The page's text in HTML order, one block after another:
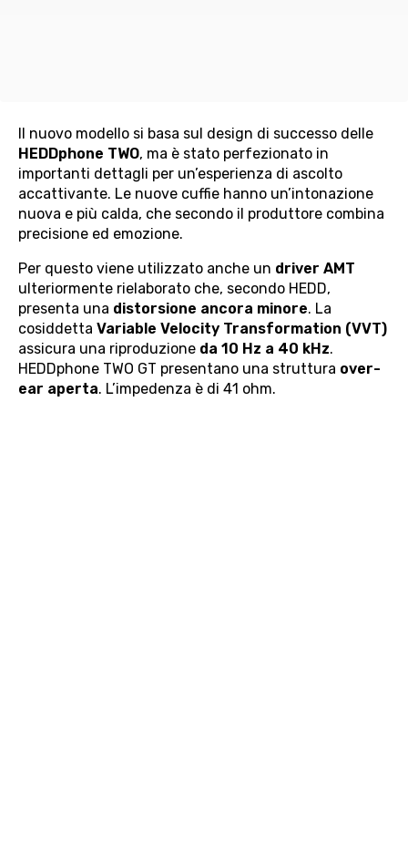
Il nuovo modello si basa sul design di successo delle
HEDDphone TWO, ma è stato perfezionato in
importanti dettagli per un’esperienza di ascolto
accattivante. Le nuove cuffie hanno un’intonazione
nuova e più calda, che secondo il produttore combina
precisione ed emozione.
Per questo viene utilizzato anche un driver AMT
ulteriormente rielaborato che, secondo HEDD,
presenta una distorsione ancora minore. La
cosiddetta Variable Velocity Transformation (VVT)
assicura una riproduzione da 10 Hz a 40 kHz.
HEDDphone TWO GT presentano una struttura over-
ear aperta. L’impedenza è di 41 ohm.